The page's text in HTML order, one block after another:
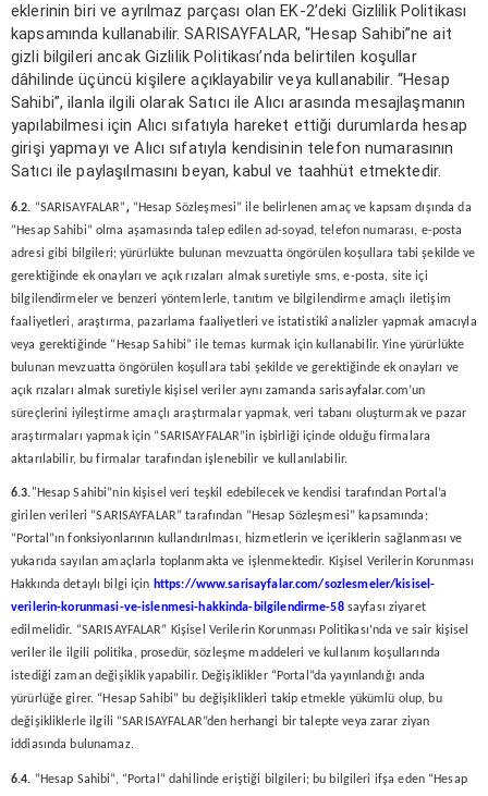
eklerinin biri ve ayrılmaz parçası olan EK-2’deki Gizlilik Politikası
kapsamında kullanabilir. SARISAYFALAR, "Hesap Sahibi”ne ait
gizli bilgileri ancak Gizlilik Politikası’nda belirtilen koşullar
dâhilinde üçüncü kişilere açıklayabilir veya kullanabilir. “Hesap
Sahibi”, ilanla ilgili olarak Satıcı ile Alıcı arasında mesajlaşmanın
yapılabilmesi için Alıcı sıfatıyla hareket ettiği durumlarda hesap
girişi yapmayı ve Alıcı sıfatıyla kendisinin telefon numarasının
Satıcı ile paylaşılmasını beyan, kabul ve taahhüt etmektedir.
6.2. “SARISAYFALAR”, “Hesap Sözleşmesi” ile belirlenen amaç ve kapsam dışında da
“Hesap Sahibi” olma aşamasında talep edilen ad-soyad, telefon numarası, e-posta
adresi gibi bilgileri; yürürlükte bulunan mevzuatta öngörülen koşullara tabi şekilde ve
gerektiğinde ek onayları ve açık rızaları almak suretiyle sms, e-posta, site içi
bilgilendirmeler ve benzeri yöntemlerle, tanıtım ve bilgilendirme amaçlı iletişim
faaliyetleri, araştırma, pazarlama faaliyetleri ve istatistikî analizler yapmak amacıyla
veya gerektiğinde “Hesap Sahibi” ile temas kurmak için kullanabilir. Yine yürürlükte
bulunan mevzuatta öngörülen koşullara tabi şekilde ve gerektiğinde ek onayları ve
açık rızaları almak suretiyle kişisel veriler aynı zamanda sarisayfalar.com’un
süreçlerini iyileştirme amaçlı araştırmalar yapmak, veri tabanı oluşturmak ve pazar
araştırmaları yapmak için “SARISAYFALAR”in işbirliği içinde olduğu firmalara
aktarılabilir, bu firmalar tarafından işlenebilir ve kullanılabilir.
6.3."Hesap Sahibi”nin kişisel veri teşkil edebilecek ve kendisi tarafından Portal’a
girilen verileri “SARISAYFALAR” tarafından “Hesap Sözleşmesi” kapsamında;
“Portal”ın fonksiyonlarının kullandırılması, hizmetlerin ve içeriklerin sağlanması ve
yukarıda sayılan amaçlarla toplanmakta ve işlenmektedir. Kişisel Verilerin Korunması
Hakkında detaylı bilgi için https://www.sarisayfalar.com/sozlesmeler/kisisel-
verilerin-korunmasi-ve-islenmesi-hakkinda-bilgilendirme-58sayfası ziyaret
edilmelidir. “SARISAYFALAR” Kişisel Verilerin Korunması Politikası’nda ve sair kişisel
veriler ile ilgili politika, prosedür, sözleşme maddeleri ve kullanım koşullarında
istediği zaman değişiklik yapabilir. Değişiklikler “Portal”da yayınlandığı anda
yürürlüğe girer. “Hesap Sahibi” bu değişiklikleri takip etmekle yükümlü olup, bu
değişikliklerle ilgili “SARISAYFALAR”den herhangi bir talepte veya zarar ziyan
iddiasında bulunamaz.
6.4. ”Hesap Sahibi”, “Portal” dahilinde eriştiği bilgileri; bu bilgileri ifşa eden “Hesap